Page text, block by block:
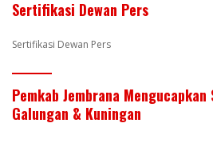
k
Sertifikasi Dewan Pers
Sertifikasi Dewan Pers
Pemkab Jembrana
Galungan & Kuningan